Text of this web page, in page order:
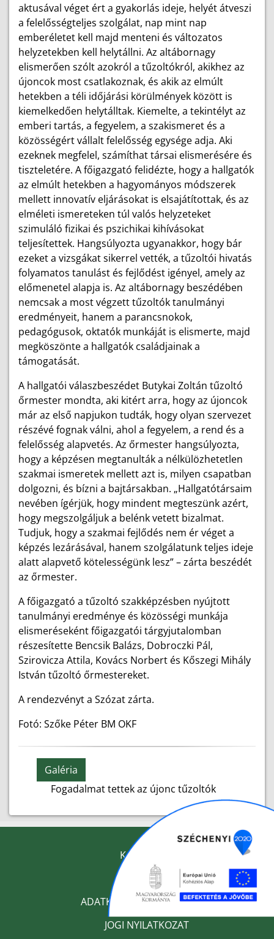
aktusával véget ért a gyakorlás ideje, helyét átveszi
a felelősségteljes szolgálat, nap mint nap
emberéletet kell majd menteni és változatos
helyzetekben kell helytállni. Az altábornagy
elismerően szólt azokról a tűzoltókról, akikhez az
újoncok most csatlakoznak, és akik az elmúlt
hetekben a téli időjárási körülmények között is
kiemelkedően helytálltak. Kiemelte, a tekintélyt az
emberi tartás, a fegyelem, a szakismeret és a
közösségért vállalt felelősség egysége adja. Aki
ezeknek megfelel, számíthat társai elismerésére és
tiszteletére. A főigazgató felidézte, hogy a hallgatók
az elmúlt hetekben a hagyományos módszerek
mellett innovatív eljárásokat is elsajátítottak, és az
elméleti ismereteken túl valós helyzeteket
szimuláló fizikai és pszichikai kihívásokat
teljesítettek. Hangsúlyozta ugyanakkor, hogy bár
ezeket a vizsgákat sikerrel vették, a tűzoltói hivatás
folyamatos tanulást és fejlődést igényel, amely az
előmenetel alapja is. Az altábornagy beszédében
nemcsak a most végzett tűzoltók tanulmányi
eredményeit, hanem a parancsnokok,
pedagógusok, oktatók munkáját is elismerte, majd
megköszönte a hallgatók családjainak a
támogatását.
A hallgatói válaszbeszédet Butykai Zoltán tűzoltó
őrmester mondta, aki kitért arra, hogy az újoncok
már az első napjukon tudták, hogy olyan szervezet
részévé fognak válni, ahol a fegyelem, a rend és a
felelősség alapvetés. Az őrmester hangsúlyozta,
hogy a képzésen megtanulták a nélkülözhetetlen
szakmai ismeretek mellett azt is, milyen csapatban
dolgozni, és bízni a bajtársakban. „Hallgatótársaim
nevében ígérjük, hogy mindent megteszünk azért,
hogy megszolgáljuk a belénk vetett bizalmat.
Tudjuk, hogy a szakmai fejlődés nem ér véget a
képzés lezárásával, hanem szolgálatunk teljes ideje
alatt alapvető kötelességünk lesz” –zárta beszédét
az őrmester.
A főigazgató a tűzoltó szakképzésben nyújtott
tanulmányi eredménye és közösségi munkája
elismeréseként főigazgatói tárgyjutalomban
részesítette Bencsik Balázs, Dobroczki Pál,
Szirovicza Attila, Kovács Norbert és Kőszegi Mihály
István tűzoltó őrmestereket.
A rendezvényt a Szózat zárta.
Fotó: Szőke Péter BM OKF
Galéria
Fogadalmat tettek az újonc tűzoltók
KAPCSOLAT
IMPRESSZUM
ADATKEZELÉSI TÁJÉKOZTATÓ
JOGI NYILATKOZAT